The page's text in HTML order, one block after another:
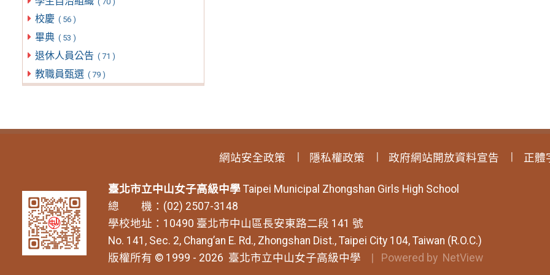
校慶 ( 56 )
畢典 ( 53 )
退休人員公告 ( 71 )
教職員甄選 ( 79 )
網站安全政策 隱私權政策 政府網站開放資料宣告 正體
臺北市立中山女子高級中學 Taipei Municipal Zhongshan Girls High School
總 機：(02) 2507-3148
學校地址：10490 臺北市中山區長安東路二段 141 號
No. 141, Sec. 2, Chang’an E. Rd., Zhongshan Dist., Taipei City 104, Taiwan (R.O.C.)
版權所有 © 1999 - 2026 臺北市立中山女子高級中學 | Powered by NetView